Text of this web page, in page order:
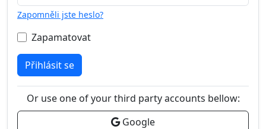
Zapomněli jste heslo?
Zapamatovat
Přihlásit se
Or use one of your third party accounts bellow:
Google